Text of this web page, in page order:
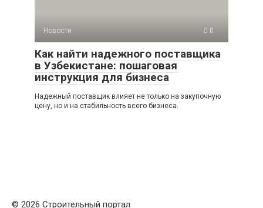
Новости 0
Как найти надежного поставщика
в Узбекистане: пошаговая
инструкция для бизнеса
Надежный поставщик влияет не только на закупочную
цену, но и на стабильность всего бизнеса.
© 2026 Строительный портал